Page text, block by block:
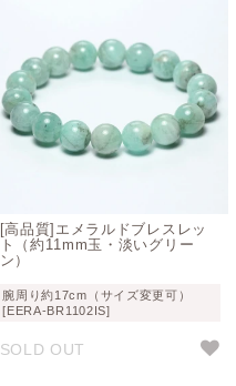
[高品質]エメラルドブレスレッ
ト（約11mm玉・淡いグリー
ン）
腕周り約17cm（サイズ変更可）
[EERA-BR1102IS]
SOLD OUT